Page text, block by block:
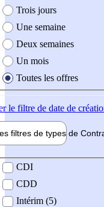
Trois jours
Une semaine
Deux semaines
Un mois
Toutes les offres
le filtre de date de
filtres de types de
contrat
CDI
CDD
Intérim (5)